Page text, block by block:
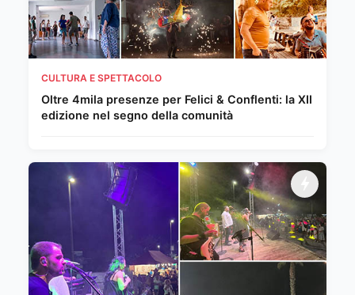
CULTURA E SPETTACOLO
Oltre 4mila presenze per Felici & Conflenti: la XII
edizione nel segno della comunità